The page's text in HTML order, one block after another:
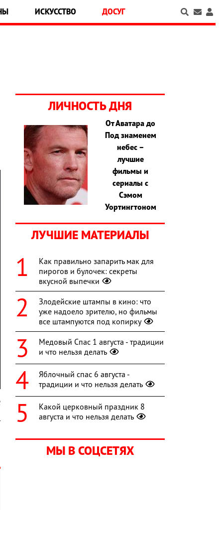
ИСКУССТВО ДОСУГ
ЛИЧНОСТЬ ДНЯ
От Аватара до
Под знаменем
небес –
лучшие
фильмы и
сериалы с
Сэмом
Уортингтоном
ЛУЧШИЕ МАТЕРИАЛЫ
Как правильно запарить мак для
пирогов и булочек: секреты
вкусной выпечки
Злодейские штампы в кино: что
уже надоело зрителю, но фильмы
все штампуются под копирку
Медовый Спас 1 августа - традиции
и что нельзя делать
Яблочный спас 6 августа -
традиции и что нельзя делать
Какой церковный праздник 8
августа и что нельзя делать
МЫ В СОЦСЕТЯХ